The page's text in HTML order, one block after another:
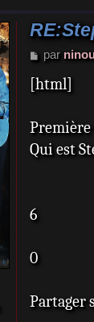
M
s
g
par
[html]
Première
Qui est
6
0
Partager